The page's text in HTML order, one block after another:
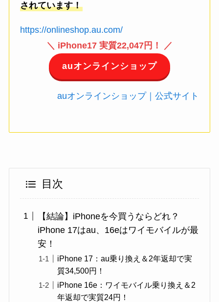
されています！
https://onlineshop.au.com/
＼ iPhone17 実質22,047円！ ／
auオンラインショップ
auオンラインショップ｜公式サイト
目次
【結論】iPhoneを今買うならどれ？
iPhone 17はau、16eはワイモバイルが最
安！
iPhone 17：au乗り換え＆2年返却で実
質34,500円！
iPhone 16e：ワイモバイル乗り換え＆2
年返却で実質24円！